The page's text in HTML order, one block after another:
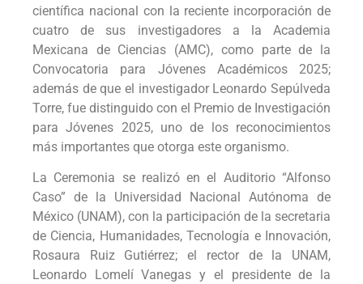
científica nacional con la reciente incorporación de
cuatro de sus investigadores a la Academia
Mexicana de Ciencias (AMC), como parte de la
Convocatoria para Jóvenes Académicos 2025;
además de que el investigador Leonardo Sepúlveda
Torre, fue distinguido con el Premio de Investigación
para Jóvenes 2025, uno de los reconocimientos
más importantes que otorga este organismo.
La Ceremonia se realizó en el Auditorio “Alfonso
Caso” de la Universidad Nacional Autónoma de
México (UNAM), con la participación de la secretaria
de Ciencia, Humanidades, Tecnología e Innovación,
Rosaura Ruiz Gutiérrez; el rector de la UNAM,
Leonardo Lomelí Vanegas y el presidente de la